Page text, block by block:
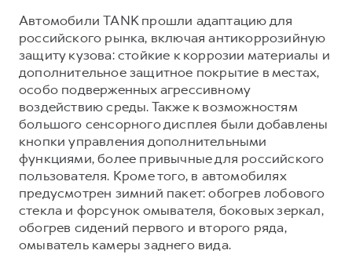
Автомобили TANK прошли адаптацию для
российского рынка, включая антикоррозийную
защиту кузова: стойкие к коррозии материалы и
дополнительное защитное покрытие в местах,
особо подверженных агрессивному
воздействию среды. Также к возможностям
большого сенсорного дисплея были добавлены
кнопки управления дополнительными
функциями, более привычные для российского
пользователя. Кроме того, в автомобилях
предусмотрен зимний пакет: обогрев лобового
стекла и форсунок омывателя, боковых зеркал,
обогрев сидений первого и второго ряда,
омыватель камеры заднего вида.